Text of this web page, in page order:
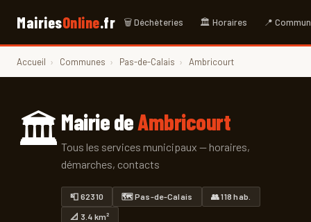
MairiesOnline.fr 🗑 Déchèteries 🏛 Horaires 📍
Accueil › Communes › Pas-de-Calais › Ambricourt
🏛Mairie deAmbricourt
Tous les services municipaux — horaires,
démarches, contacts
📮 62310 🗺 Pas-de-Calais 👥 118 hab.
📐 3.4 km²